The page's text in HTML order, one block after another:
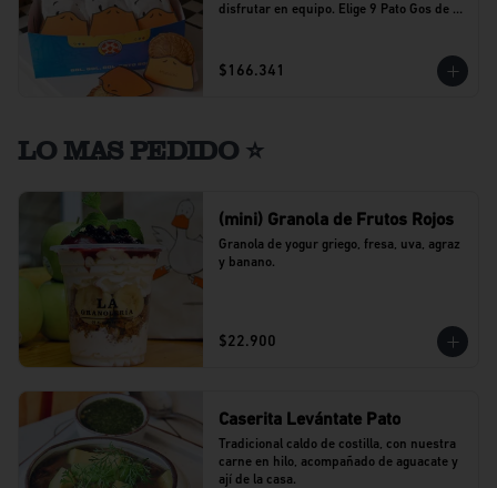
disfrutar en equipo. Elige 9 Pato Gos de tu
Al Agua Patos.
$166.341
LO MAS PEDIDO ⭐
(mini) Granola de Frutos Rojos
Granola de yogur griego, fresa, uva, agraz
y banano.
$22.900
Caserita Levántate Pato
Tradicional caldo de costilla, con nuestra
carne en hilo, acompañado de aguacate y
ají de la casa.